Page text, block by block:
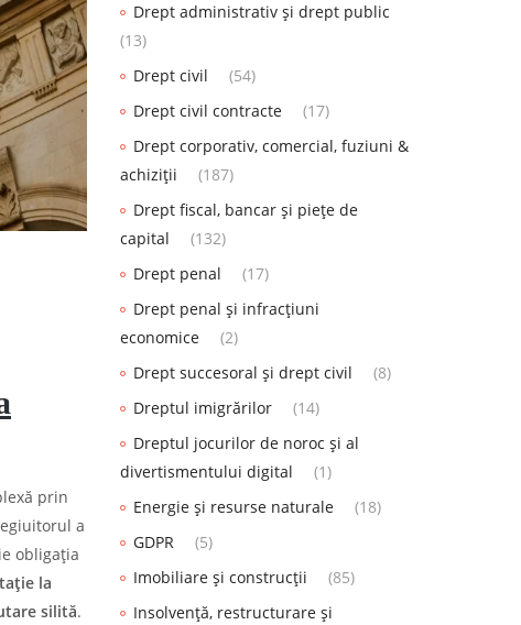
prin
a
obligația
la
silită.
Drept administrativ și drept public
(13)
Drept civil
(54)
Drept civil contracte
(17)
Drept corporativ, comercial, fuziuni &
achiziții
(187)
Drept fiscal, bancar și piețe de
capital
(132)
Drept penal
(17)
Drept penal și infracțiuni
economice
(2)
Drept succesoral și drept civil
(8)
Dreptul imigrărilor
(14)
Dreptul jocurilor de noroc și al
divertismentului digital
(1)
Energie și resurse naturale
(18)
GDPR
(5)
Imobiliare și construcții
(85)
Insolvență, restructurare și